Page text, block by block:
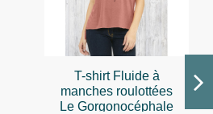
T-shirt Fluide à
manches roulottées
Le Gorgonocéphale